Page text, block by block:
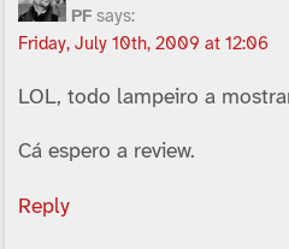
PF says:
Friday, July 10th, 2009 at 12:06
LOL, todo lampeiro a
Cá espero a review.
Reply